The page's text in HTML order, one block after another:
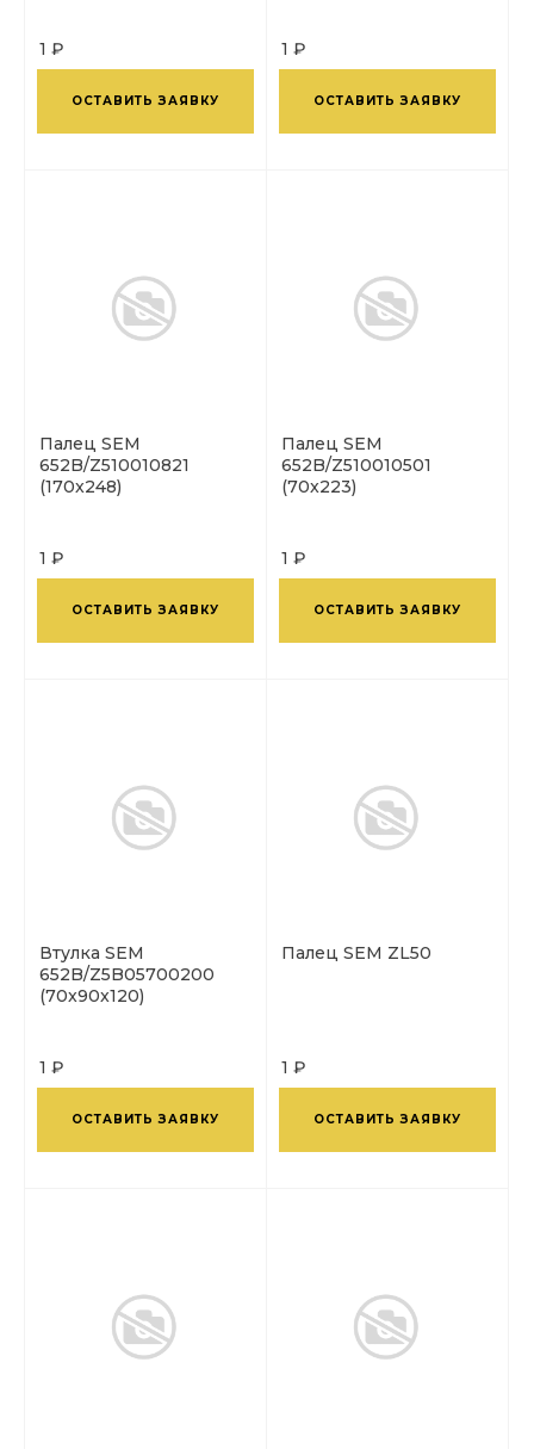
1 ₽
ОСТАВИТЬ ЗАЯВКУ
1 ₽
ОСТАВИТЬ ЗАЯВКУ
Палец SEM
652B/Z510010821
(170x248)
1 ₽
ОСТАВИТЬ ЗАЯВКУ
Палец SEM
652B/Z510010501
(70x223)
1 ₽
ОСТАВИТЬ ЗАЯВКУ
Втулка SEM
652B/Z5B05700200
(70x90x120)
1 ₽
ОСТАВИТЬ ЗАЯВКУ
Палец SEM ZL50
1 ₽
ОСТАВИТЬ ЗАЯВКУ